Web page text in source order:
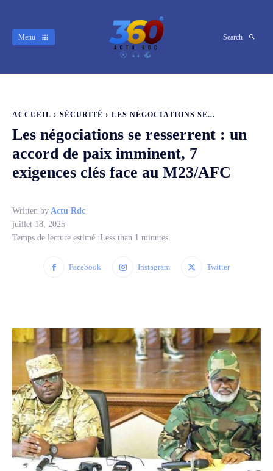
Menu Search
ACCUEIL SÉCURITÉ LES NÉGOCIATIONS SE...
Les négociations se resserrent : un
accord de paix imminent, 7
exigences clés face au M23/AFC
Written by Actu Rdc
juillet 18, 2025
Temps de lecture estimé :Less than 1 minutes
Facebook Instagram Twitter